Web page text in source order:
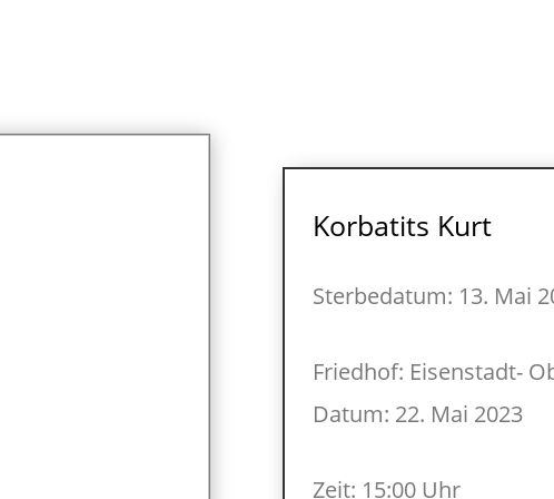
Korbatits Kurt
Sterbedatum: 13. Mai
Friedhof: Eisenstadt-
Datum: 22. Mai 2023
Zeit: 15:00 Uhr